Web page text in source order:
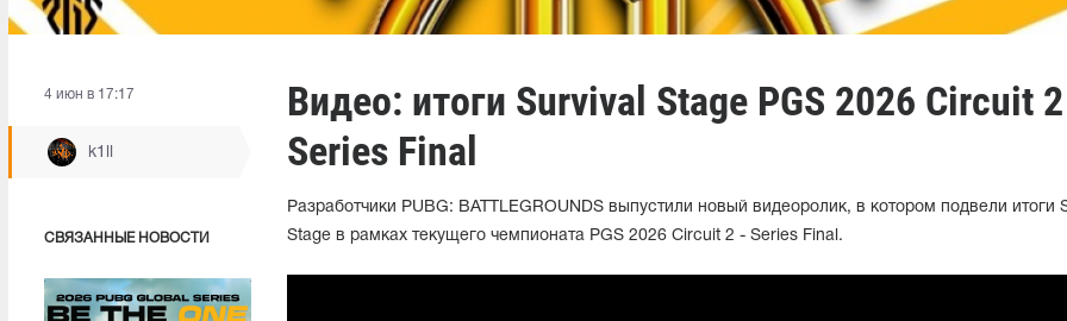
4 июн в 17:17
k1ll
СВЯЗАННЫЕ НОВОСТИ
Видео: итоги Survival Stage PGS 2026 Circuit
Series Final
Разработчики PUBG: BATTLEGROUNDS выпустили новый видеоролик, в котором подвели итоги
Stage в рамках текущего чемпионата PGS 2026 Circuit 2 - Series Final.